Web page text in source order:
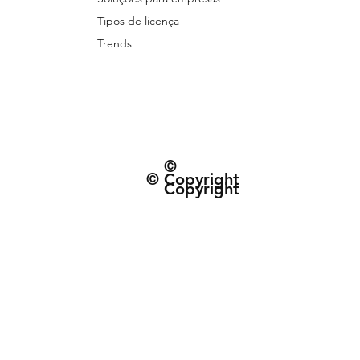
Tipos de licença
Trends
©
Copyright
© Copyright